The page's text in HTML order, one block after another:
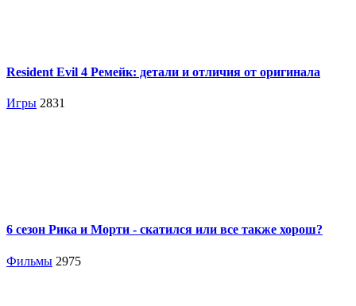
Resident Evil 4 Ремейк: детали и отличия от оригинала
Игры 2831
6 сезон Рика и Морти - скатился или все также хорош?
Фильмы 2975